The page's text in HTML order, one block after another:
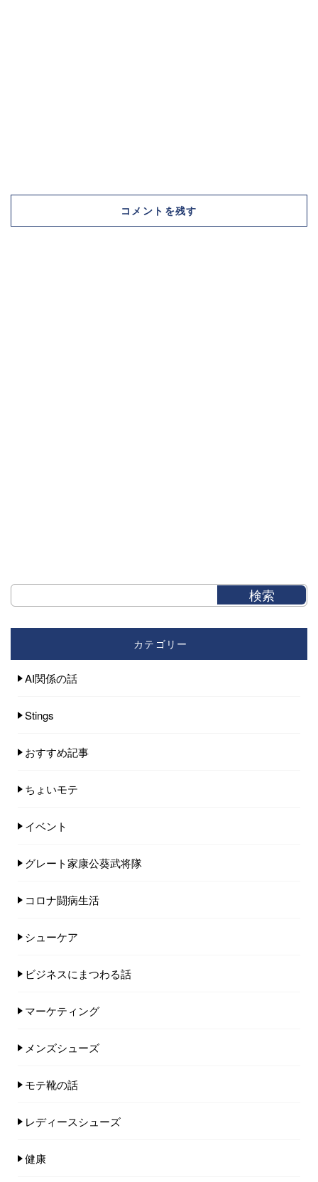
コメントを残す
カテゴリー
AI関係の話
Stings
おすすめ記事
ちょいモテ
イベント
グレート家康公葵武将隊
コロナ闘病生活
シューケア
ビジネスにまつわる話
マーケティング
メンズシューズ
モテ靴の話
レディースシューズ
健康